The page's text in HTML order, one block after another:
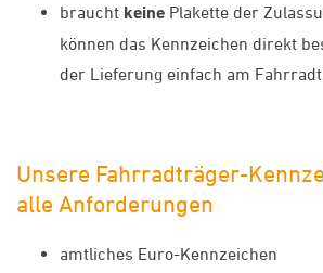
braucht keine Plakette der
können das Kennzeichen direkt
der Lieferung einfach am
Unsere Fahrradträger-
alle Anforderungen
amtliches Euro-Kennzeichen